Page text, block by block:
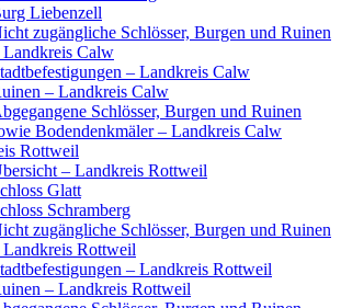
Liebenzell
zugängliche Schlösser, Burgen und Ruinen
Landkreis Calw
– Landkreis Calw
– Landkreis Calw
Schlösser, Burgen und Ruinen
Bodendenkmäler – Landkreis Calw
Rottweil
– Landkreis Rottweil
Glatt
Schramberg
zugängliche Schlösser, Burgen und Ruinen
Landkreis Rottweil
– Landkreis Rottweil
– Landkreis Rottweil